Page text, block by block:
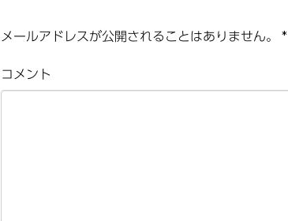
メールアドレスが公開されることはありません。 *
コメント